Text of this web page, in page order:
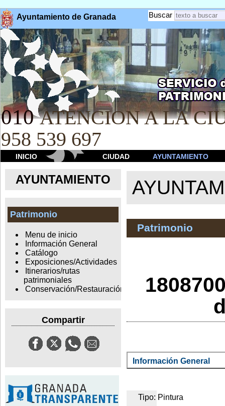
Ayuntamiento de Granada Buscar
010 ATENCION A LA
958 539 697
INICIO CIUDAD AYUNTAMIENTO
AYUNTAMIENTO
Patrimonio
Menu de inicio
Información General
Catálogo
Exposiciones/Actividades
Itinerarios/rutas
patrimoniales
Conservación/Restauración
Compartir
Patrimonio
Información General
Tipo: Pintura